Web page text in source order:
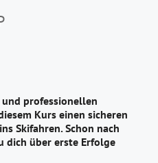
professionellen
Kurs einen sicheren
Skifahren. Schon nach
dich über erste Erfolge